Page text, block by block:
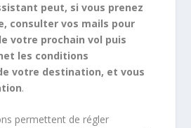
peut, si vous prenez
consulter vos mails pour
votre prochain vol puis
les conditions
votre destination, et vous
.
permettent de régler